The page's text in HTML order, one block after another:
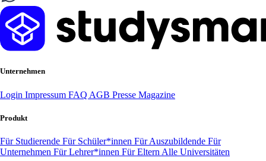
Unternehmen
Login Impressum FAQ AGB Presse Magazine
Produkt
Für Studierende Für Schüler*innen Für Auszubildende Für
Unternehmen Für Lehrer*innen Für Eltern Alle Universitäten